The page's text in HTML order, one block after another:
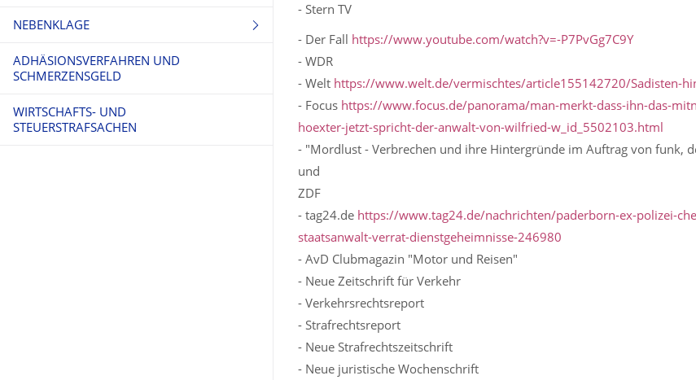
NEBENKLAGE
OPFERSCHUTZ UND NEBENKLAGE
ADHÄSIONSVERFAHREN UND
SCHMERZENSGELD
WIRTSCHAFTS- UND
STEUERSTRAFSACHEN
- Stern TV
- Der Fall https://www.youtube.com/watch?v=-P7PvGg7C9Y
- WDR
- Welt https://www.welt.de/vermischtes/article155142720/Sadisten-
- Focus https://www.focus.de/panorama/man-merkt-dass-ihn-das-
hoexter-jetzt-spricht-der-anwalt-von-wilfried-w_id_5502103.html
- "Mordlust - Verbrechen und ihre Hintergründe im Auftrag von funk,
und
ZDF
- tag24.de https://www.tag24.de/nachrichten/paderborn-ex-polizei-
staatsanwalt-verrat-dienstgeheimnisse-246980
- AvD Clubmagazin "Motor und Reisen"
- Neue Zeitschrift für Verkehr
- Verkehrsrechtsreport
- Strafrechtsreport
- Neue Strafrechtszeitschrift
- Neue juristische Wochenschrift